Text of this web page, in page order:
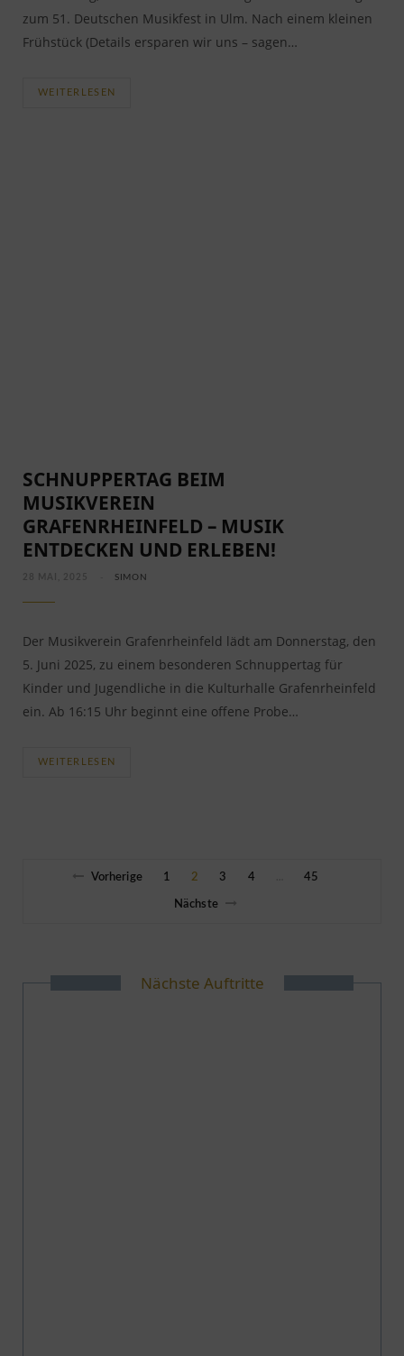
zum 51. Deutschen Musikfest in Ulm. Nach einem kleinen
Frühstück (Details ersparen wir uns – sagen…
WEITERLESEN
SCHNUPPERTAG BEIM
MUSIKVEREIN
GRAFENRHEINFELD – MUSIK
ENTDECKEN UND ERLEBEN!
SIMON
Der Musikverein Grafenrheinfeld lädt am Donnerstag, den
5. Juni 2025, zu einem besonderen Schnuppertag für
Kinder und Jugendliche in die Kulturhalle Grafenrheinfeld
ein. Ab 16:15 Uhr beginnt eine offene Probe…
WEITERLESEN
Vorherige 1 2 3 4 45
Nächste
Nächste Auftritte